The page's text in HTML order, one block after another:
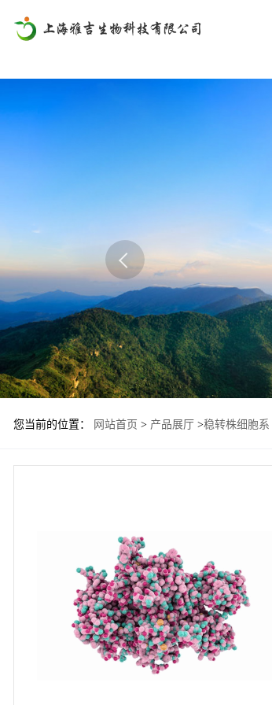
您当前的位置： 网站首页 > 产品展厅 >稳转株细胞系